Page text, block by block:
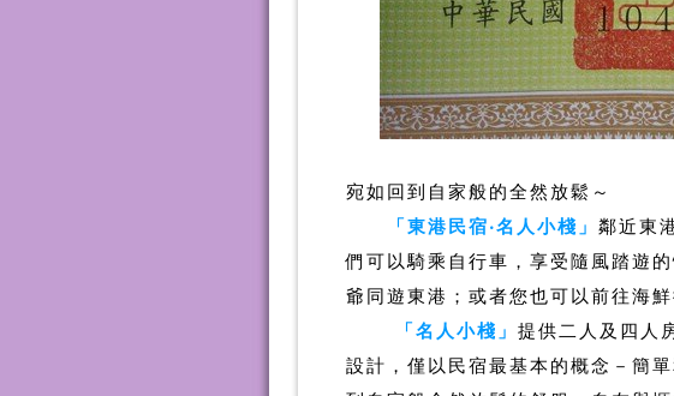
宛如回到自家般的全然放鬆～
「東港民宿‧名人小棧」 鄰近東
們可以騎乘自行車，享受隨風踏遊
爺同遊東港；或者您也可以前往海
「名人小棧」 提供二人及四人
設計，僅以民宿最基本的概念－簡